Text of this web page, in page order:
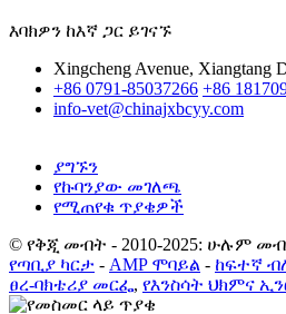
እባክዎን ከእኛ ጋር ይገናኙ
Xingcheng Avenue, Xiangtang
+86 0791-85037266 +86
info-vet@chinajxbcyy.com
ያግኙን
የኩባንያው መገለጫ
የሚጠየቁ ጥያቄዎች
© የቅጂ መብት - 2010-2025: ሁሉም
የጣቢያ ካርታ - AMP ሞባይል - ከፍተኛ
ፀረ-ባክቴሪያ መርፌ, የእንስሳት ህክምና